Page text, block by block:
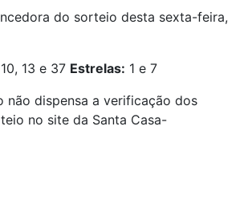
do sorteio desta sexta-feira,
13 e 37 Estrelas: 1 e 7
não dispensa a verificação dos
no site da Santa Casa-